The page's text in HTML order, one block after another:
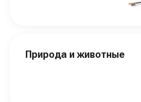
Природа и животные